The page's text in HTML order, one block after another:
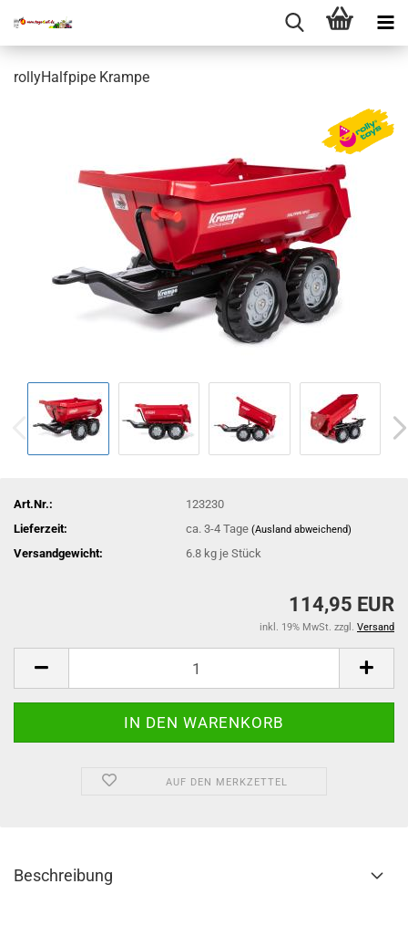
rollyHalfpipe Krampe
Art.Nr.:
123230
Lieferzeit:
ca. 3-4 Tage(Ausland abweichend)
Versandgewicht: 6.8 kg je Stück
114,95 EUR
inkl. 19% MwSt. zzgl. Versand
AUF DEN MERKZETTEL
Beschreibung